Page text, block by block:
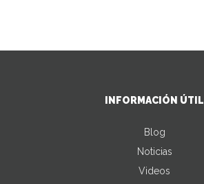
INFORMACIÓN ÚTIL
Blog
Noticias
Videos